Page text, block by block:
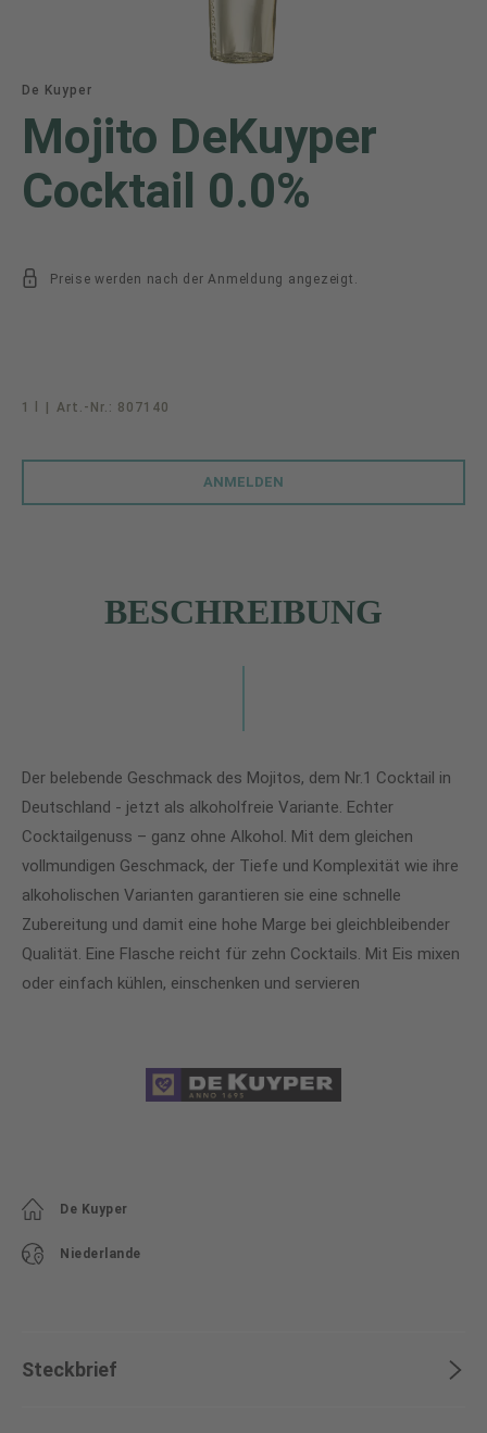
De Kuyper
Mojito DeKuyper
Cocktail 0.0%
Preise werden nach der Anmeldung angezeigt.
1 l Art.-Nr.: 807140
ANMELDEN
BESCHREIBUNG
Der belebende Geschmack des Mojitos, dem Nr.1 Cocktail in
Deutschland - jetzt als alkoholfreie Variante. Echter
Cocktailgenuss – ganz ohne Alkohol. Mit dem gleichen
vollmundigen Geschmack, der Tiefe und Komplexität wie ihre
alkoholischen Varianten garantieren sie eine schnelle
Zubereitung und damit eine hohe Marge bei gleichbleibender
Qualität. Eine Flasche reicht für zehn Cocktails. Mit Eis mixen
oder einfach kühlen, einschenken und servieren
De Kuyper
Niederlande
Steckbrief